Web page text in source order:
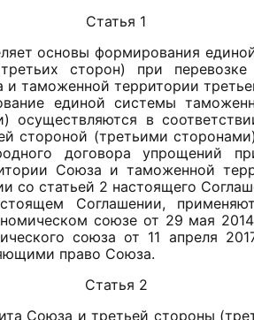
Статья 1
основы формирования
сторон) при перевозке
таможенной территории
единой системы
осуществляются в
стороной (третьими
договора упрощений
Союза и таможенной
со статьей 2 настоящего
Соглашении,
союзе от 29 мая
союза от 11 апреля
право Союза.
Статья 2
Союза и третьей стороны